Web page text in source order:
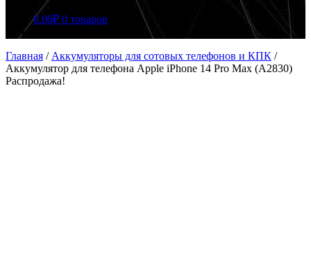
0.00₽ 0 товаров
Главная / Аккумуляторы для сотовых телефонов и КПК /
Аккумулятор для телефона Apple iPhone 14 Pro Max (A2830)
Распродажа!